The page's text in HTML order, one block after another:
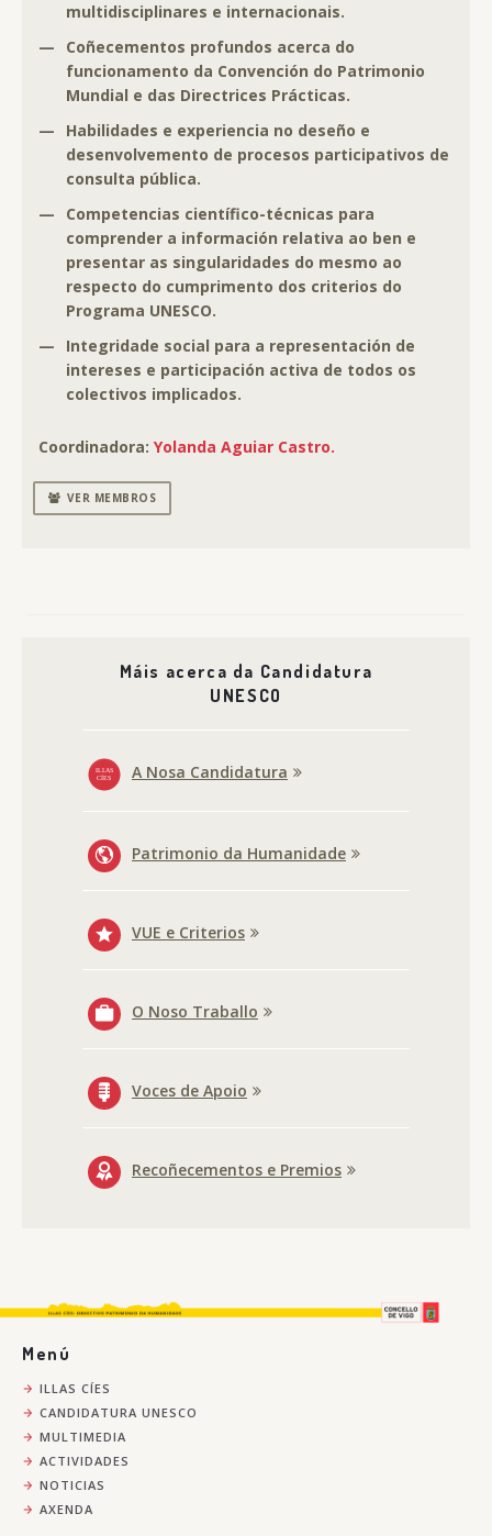
multidisciplinares e internacionais.
—
Coñecementos profundos acerca do
funcionamento da Convención do Patrimonio
Mundial e das Directrices Prácticas.
—
Habilidades e experiencia no deseño e
desenvolvemento de procesos participativos de
consulta pública.
—
Competencias científico-técnicas para
comprender a información relativa ao ben e
presentar as singularidades do mesmo ao
respecto do cumprimento dos criterios do
Programa UNESCO.
—
Integridade social para a representación de
intereses e participación activa de todos os
colectivos implicados.
Coordinadora: Yolanda Aguiar Castro.
VER MEMBROS
Máis acerca da Candidatura
UNESCO
A Nosa Candidatura
Patrimonio da Humanidade
VUE e Criterios
O Noso Traballo
Voces de Apoio
Recoñecementos e Premios
Menú
ILLAS CÍES
CANDIDATURA UNESCO
MULTIMEDIA
ACTIVIDADES
NOTICIAS
AXENDA